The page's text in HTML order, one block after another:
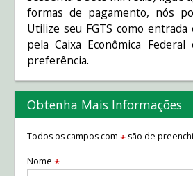
formas de pagamento, nós
Utilize seu FGTS como entrada
pela Caixa Econômica
preferência.
Obtenha Mais Informações
Todos os campos com *são de
Nome *